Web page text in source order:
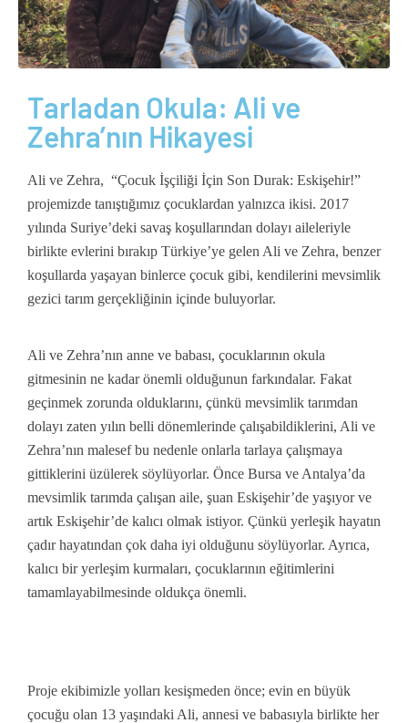
Tarladan Okula: Ali ve
Zehra’nın Hikayesi
Ali ve Zehra, “Çocuk İşçiliği İçin Son Durak: Eskişehir!”
projemizde tanıştığımız çocuklardan yalnızca ikisi. 2017
yılında Suriye’deki savaş koşullarından dolayı aileleriyle
birlikte evlerini bırakıp Türkiye’ye gelen Ali ve Zehra, benzer
koşullarda yaşayan binlerce çocuk gibi, kendilerini mevsimlik
gezici tarım gerçekliğinin içinde buluyorlar.
Ali ve Zehra’nın anne ve babası, çocuklarının okula
gitmesinin ne kadar önemli olduğunun farkındalar. Fakat
geçinmek zorunda olduklarını, çünkü mevsimlik tarımdan
dolayı zaten yılın belli dönemlerinde çalışabildiklerini, Ali ve
Zehra’nın malesef bu nedenle onlarla tarlaya çalışmaya
gittiklerini üzülerek söylüyorlar. Önce Bursa ve Antalya’da
mevsimlik tarımda çalışan aile, şuan Eskişehir’de yaşıyor ve
artık Eskişehir’de kalıcı olmak istiyor. Çünkü yerleşik hayatın
çadır hayatından çok daha iyi olduğunu söylüyorlar. Ayrıca,
kalıcı bir yerleşim kurmaları, çocuklarının eğitimlerini
tamamlayabilmesinde oldukça önemli.
Proje ekibimizle yolları kesişmeden önce; evin en büyük
çocuğu olan 13 yaşındaki Ali, annesi ve babasıyla birlikte her